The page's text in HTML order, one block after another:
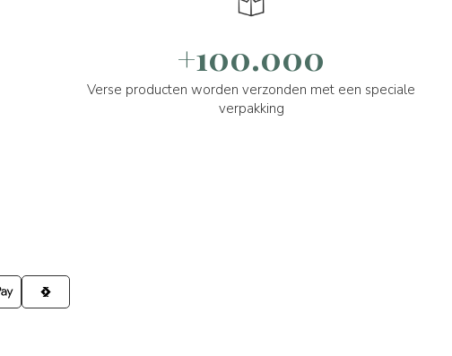
+100.000
Verse producten worden verzonden met een speciale
verpakking